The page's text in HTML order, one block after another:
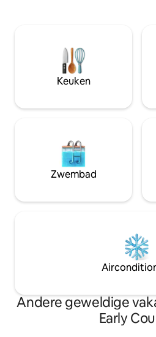
slaapkamers (elk met eigen
half bad, wasserette, serre, grote
keuken, voldoende
parkeergelegenheid. Master
Keuken
Zwembad
Andere geweldige
Early